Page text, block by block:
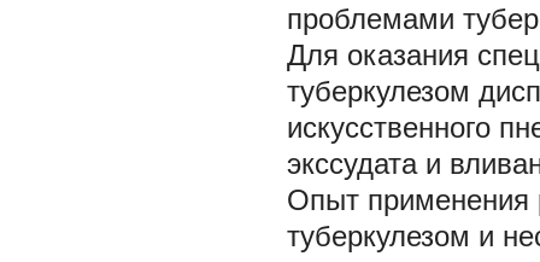
проблемами
Для оказания
туберкулезом
искусственного
экссудата и
Опыт применения
туберкулезом и